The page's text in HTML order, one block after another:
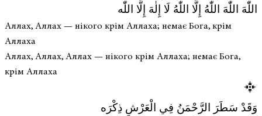
اللّٰهَ اللّٰهَ اللّٰهُ إِلَّا اللّٰهُ لَا إِلٰهَ إِلَّا اللّٰه
Аллах, Аллах — нікого крім Аллаха; немає Бога, крім
Аллаха
Аллах, Аллах, Аллах — нікого крім Аллаха; немає Бога,
крім Аллаха
وَقَدْ سَطَرَ الرَّحْمَنُ فِي الْعَرْشِ ذِكْرَه